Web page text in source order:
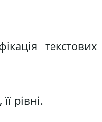
текстових
рівні.